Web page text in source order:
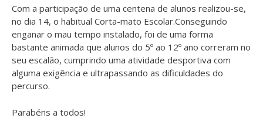
Com a participação de uma centena de alunos realizou-se,
no dia 14, o habitual Corta-mato Escolar.Conseguindo
enganar o mau tempo instalado, foi de uma forma
bastante animada que alunos do 5º ao 12º ano correram no
seu escalão, cumprindo uma atividade desportiva com
alguma exigência e ultrapassando as dificuldades do
percurso.
Parabéns a todos!